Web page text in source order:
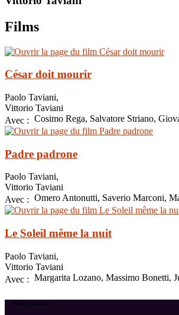
Films
César doit mourir
Paolo Taviani,
Vittorio Taviani
Avec : Cosimo Rega, Salvatore Striano,
Padre padrone
Paolo Taviani,
Vittorio Taviani
Avec : Omero Antonutti, Saverio Marconi,
Le Soleil même la nuit
Paolo Taviani,
Vittorio Taviani
Avec : Margarita Lozano, Massimo Bonetti,
Suivez-nous !